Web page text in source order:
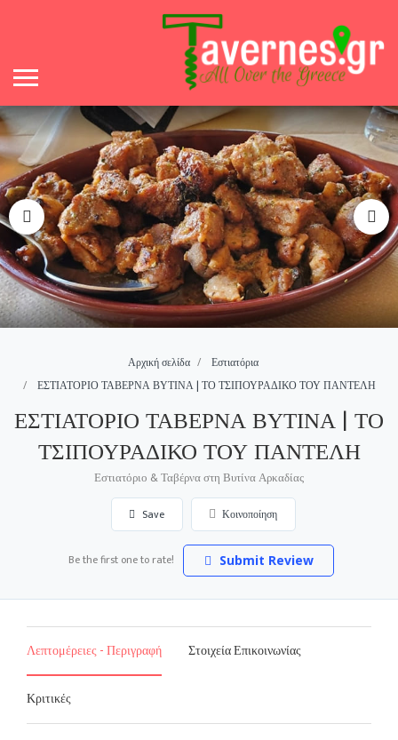
Αρχική σελίδα
Εστιατόρια
ΕΣΤΙΑΤΟΡΙΟ ΤΑΒΕΡΝΑ ΒΥΤΙΝΑ | ΤΟ ΤΣΙΠΟΥΡΑΔΙΚΟ ΤΟΥ ΠΑΝΤΕΛΗ
ΕΣΤΙΑΤΟΡΙΟ ΤΑΒΕΡΝΑ ΒΥΤΙΝΑ | ΤΟ
ΤΣΙΠΟΥΡΑΔΙΚΟ ΤΟΥ ΠΑΝΤΕΛΗ
Εστιατόριο & Ταβέρνα στη Βυτίνα Αρκαδίας
Save Κοινοποίηση
Be the first one to rate! Submit Review
Λεπτομέρειες - Περιγραφή Στοιχεία Επικοινωνίας
Κριτικές